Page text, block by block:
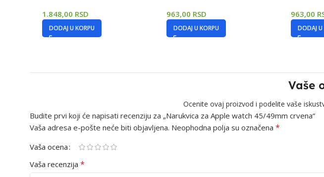
1.848,00 RSD
DODAJ U KORPU
963,00 RSD
DODAJ U KORPU
963,00
DODAJ U
Vaše
Ocenite ovaj proizvod i podelite vaše
Budite prvi koji će napisati recenziju za „Narukvica za Apple watch 45/49mm crvena“
Vaša adresa e-pošte neće biti objavljena. Neophodna polja su označena *
Vaša ocena
Vaša recenzija *